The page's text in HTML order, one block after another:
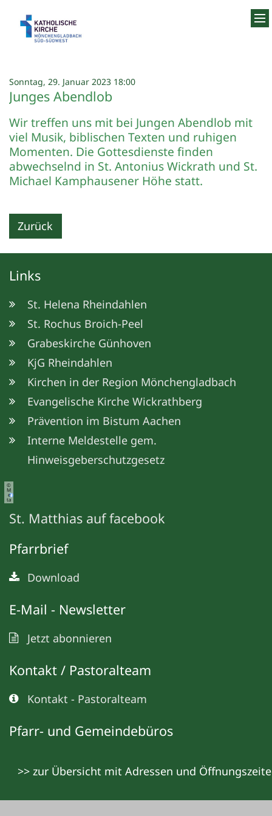
Sonntag, 29. Januar 2023 18:00:
Junges Abendlob
Wir treffen uns mit bei Jungen Abendlob mit
viel Musik, biblischen Texten und ruhigen
Momenten. Die Gottesdienste finden
abwechselnd in St. Antonius Wickrath und St.
Michael Kamphausener Höhe statt.
Zurück
Links
St. Helena Rheindahlen
St. Rochus Broich-Peel
Grabeskirche Günhoven
KjG Rheindahlen
Kirchen in der Region Mönchengladbach
Evangelische Kirche Wickrathberg
Prävention im Bistum Aachen
Interne Meldestelle gem.
Hinweisgeberschutzgesetz
©
M
e
ta
St. Matthias auf facebook
Pfarrbrief
Download
E-Mail - Newsletter
Jetzt abonnieren
Kontakt / Pastoralteam
Kontakt - Pastoralteam
Pfarr- und Gemeindebüros
>> zur Übersicht mit Adressen und